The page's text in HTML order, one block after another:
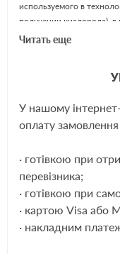
используемого в
получении кислорода), в
сгорания и др.
SHÄFER – крупный
время своего развития
собственных (особых)
вариантов фильтров.
ЕЩЁ
Читать еще
У нашому
оплату
· готівкою при
перевізника;
· готівкою при
· картою Visa або
· накладним